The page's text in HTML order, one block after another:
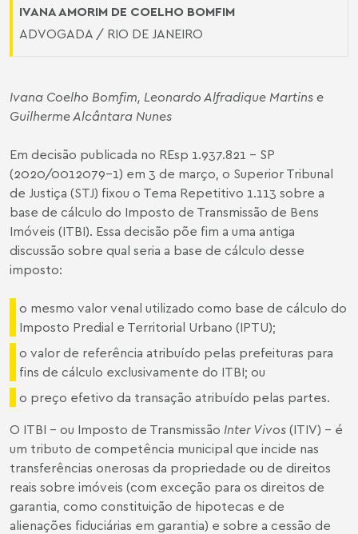
IVANA AMORIM DE COELHO BOMFIM
ADVOGADA / RIO DE JANEIRO
Ivana Coelho Bomfim, Leonardo Alfradique Martins e
Guilherme Alcântara Nunes
Em decisão publicada no REsp 1.937.821 – SP
(2020/0012079-1) em 3 de março, o Superior Tribunal
de Justiça (STJ) fixou o Tema Repetitivo 1.113 sobre a
base de cálculo do Imposto de Transmissão de Bens
Imóveis (ITBI). Essa decisão põe fim a uma antiga
discussão sobre qual seria a base de cálculo desse
imposto:
o mesmo valor venal utilizado como base de cálculo do
Imposto Predial e Territorial Urbano (IPTU);
o valor de referência atribuído pelas prefeituras para
fins de cálculo exclusivamente do ITBI; ou
o preço efetivo da transação atribuído pelas partes.
O ITBI – ou Imposto de Transmissão Inter Vivos (ITIV) – é
um tributo de competência municipal que incide nas
transferências onerosas da propriedade ou de direitos
reais sobre imóveis (com exceção para os direitos de
garantia, como constituição de hipotecas e de
alienações fiduciárias em garantia) e sobre a cessão de